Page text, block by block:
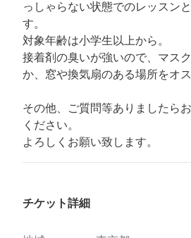
っしゃらない状態でのレッスン
す。
対象年齢は小学生以上から。
接着剤の臭いが強いので、マス
か、窓や換気扇のある場所をオ
その他、ご質問等ありましたら
ください。
よろしくお願い致します。
チケット詳細